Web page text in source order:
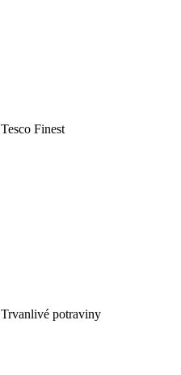
Tesco Finest
Trvanlivé potraviny